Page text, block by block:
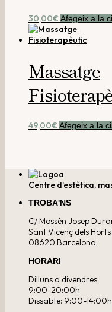
30,00€ Afegeix a la
Massatge
49,00€ Afegeix a la
Centre d'estètica,
TROBA'NS
C/ Mossèn Josep
Sant Vicenç dels Horts
08620 Barcelona
HORARI
Dilluns a divendres:
9:00-20:00h
Dissabte: 9:00-14:00h